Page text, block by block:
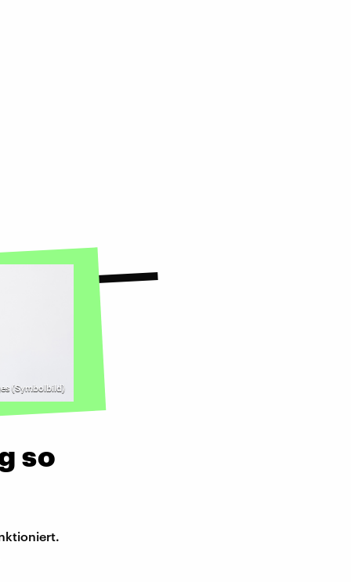
(Symbolbild)
so